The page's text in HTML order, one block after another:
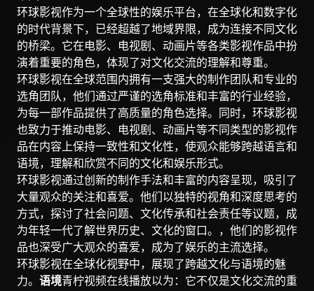
环球影视作为一个全球性的娱乐平台，在全球化和数字化
的时代背景下，已经超越了地域界限，成为连接不同文化
的桥梁。它在电影、电视剧、动画片等各类影视作品中扮
演着重要的角色，体现了对文化交流的理解和尊重。
环球影视在全球范围内拥有一支强大的制作团队和专业的
选角团队，他们通过严谨的选角标准和丰富的行业经验，
为每一部作品提供了高质量的角色选择。同时，环球影视
也致力于推动电影、电视剧、动画片等不同类型的影视作
品在内容上保持一致性和文化性，使观众能够跨越语言和
语境，理解和欣赏不同的文化和娱乐形式。
环球影视通过创新的制作手法和丰富的内容呈现，吸引了
大量观众的关注和喜爱。他们以独特的视角和深度思考的
方式，探讨了社会问题、文化传承和社会责任等议题，成
为年轻一代了解世界历史、文化的窗口。，他们的影视作
品也深受广大观众的喜爱，成为了娱乐的主流选择。
环球影视在全球化视野中，展现了跨越文化与语境的魅
力。 语境青柠视频在线播放以为：它不仅是文化交流的重